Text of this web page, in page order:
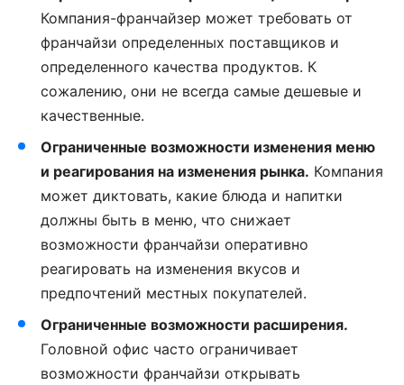
Компания-франчайзер может требовать от
франчайзи определенных поставщиков и
определенного качества продуктов. К
сожалению, они не всегда самые дешевые и
качественные.
Ограниченные возможности изменения меню
и реагирования на изменения рынка. Компания
может диктовать, какие блюда и напитки
должны быть в меню, что снижает
возможности франчайзи оперативно
реагировать на изменения вкусов и
предпочтений местных покупателей.
Ограниченные возможности расширения.
Головной офис часто ограничивает
возможности франчайзи открывать